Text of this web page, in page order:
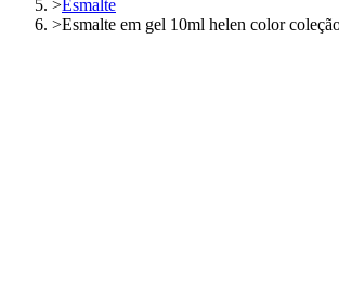
>Esmalte
>Esmalte em gel 10ml helen color